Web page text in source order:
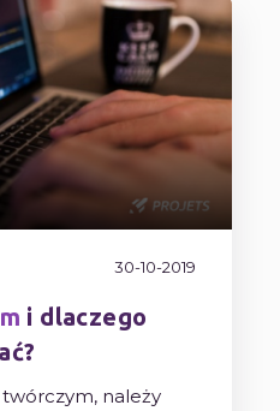
30-10-2019
i dlaczego
należy